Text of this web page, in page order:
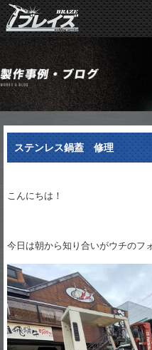
ステンレス鍋蓋 修理
こんにちは！
今日は朝から知り合いがウチのフ